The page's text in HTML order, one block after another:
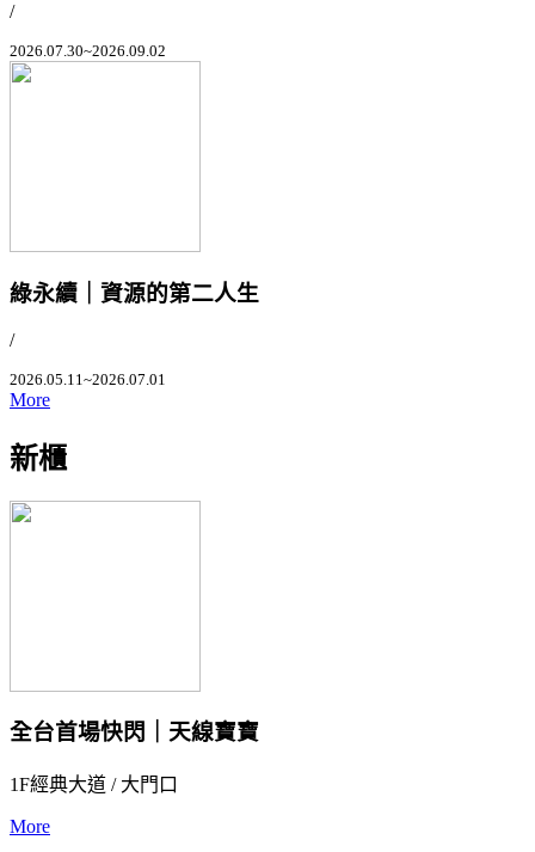
/
2026.07.30~2026.09.02
綠永續｜資源的第二人生
/
2026.05.11~2026.07.01
More
新櫃
全台首場快閃｜天線寶寶
1F經典大道 / 大門口
More